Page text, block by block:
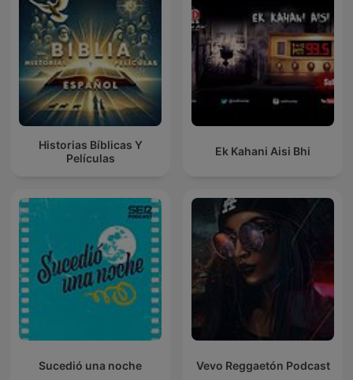
Historias Bíblicas Y
Películas
Ek Kahani Aisi Bhi
Sucedió una noche Vevo Reggaetón Podcast